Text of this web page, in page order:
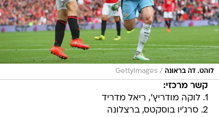
לוהט. דה בראונה /
GettyImages
קשר מרכזי:
1. לוקה מודריץ', ריאל מדריד
2. סרג'יו בוסקטס, ברצלונה